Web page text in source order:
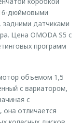
дюймовыми
задними датчиками
Цена OMODA S5 с
программ
объемом 1,5
с вариатором,
с
она отличается